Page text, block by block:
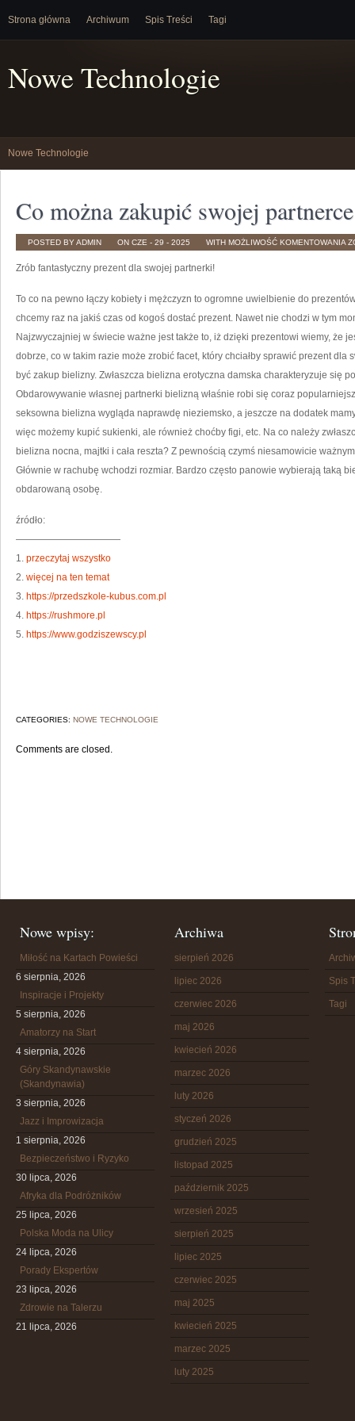
Strona główna Archiwum Spis Treści Tagi
Nowe Technologie
Nowe Technologie
Co można zakupić swojej
POSTED BY ADMIN ON CZE - 29 - 2025 WITH MOŻLIWOŚĆ KOMENTOWANIA
Zrób fantastyczny prezent dla swojej partnerki!
To co na pewno łączy kobiety i mężczyzn to ogromne uwielbienie do
chcemy raz na jakiś czas od kogoś dostać prezent. Nawet nie chodzi w tym
Najzwyczajniej w świecie ważne jest także to, iż dzięki prezentowi wiemy, że
dobrze, co w takim razie może zrobić facet, który chciałby sprawić prezent
być zakup bielizny. Zwłaszcza bielizna erotyczna damska charakteryzuje się
Obdarowywanie własnej partnerki bielizną właśnie robi się coraz
seksowna bielizna wygląda naprawdę nieziemsko, a jeszcze na dodatek
więc możemy kupić sukienki, ale również choćby figi, etc. Na co należy
bielizna nocna, majtki i cała reszta? Z pewnością czymś niesamowicie
Głównie w rachubę wchodzi rozmiar. Bardzo często panowie wybierają taką
obdarowaną osobę.
źródło:
———————————
1. przeczytaj wszystko
2. więcej na ten temat
3. https://przedszkole-kubus.com.pl
4. https://rushmore.pl
5. https://www.godziszewscy.pl
CATEGORIES: NOWE TECHNOLOGIE
Comments are closed.
Nowe wpisy:
Miłość na Kartach Powieści
6 sierpnia, 2026
Inspiracje i Projekty
5 sierpnia, 2026
Amatorzy na Start
4 sierpnia, 2026
Góry Skandynawskie
(Skandynawia)
3 sierpnia, 2026
Jazz i Improwizacja
1 sierpnia, 2026
Bezpieczeństwo i Ryzyko
30 lipca, 2026
Afryka dla Podróżników
25 lipca, 2026
Polska Moda na Ulicy
24 lipca, 2026
Porady Ekspertów
23 lipca, 2026
Zdrowie na Talerzu
21 lipca, 2026
Archiwa
sierpień 2026
lipiec 2026
czerwiec 2026
maj 2026
kwiecień 2026
marzec 2026
luty 2026
styczeń 2026
grudzień 2025
listopad 2025
październik 2025
wrzesień 2025
sierpień 2025
lipiec 2025
czerwiec 2025
maj 2025
kwiecień 2025
marzec 2025
luty 2025
Spis
Tagi